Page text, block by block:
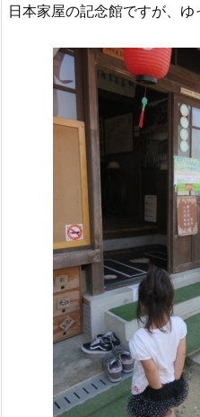
日本家屋の記念館ですが、ゆ